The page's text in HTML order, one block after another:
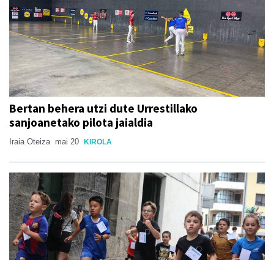
Bertan behera utzi dute Urrestillako
sanjoanetako pilota jaialdia
Iraia Oteiza mai 20 KIROLA